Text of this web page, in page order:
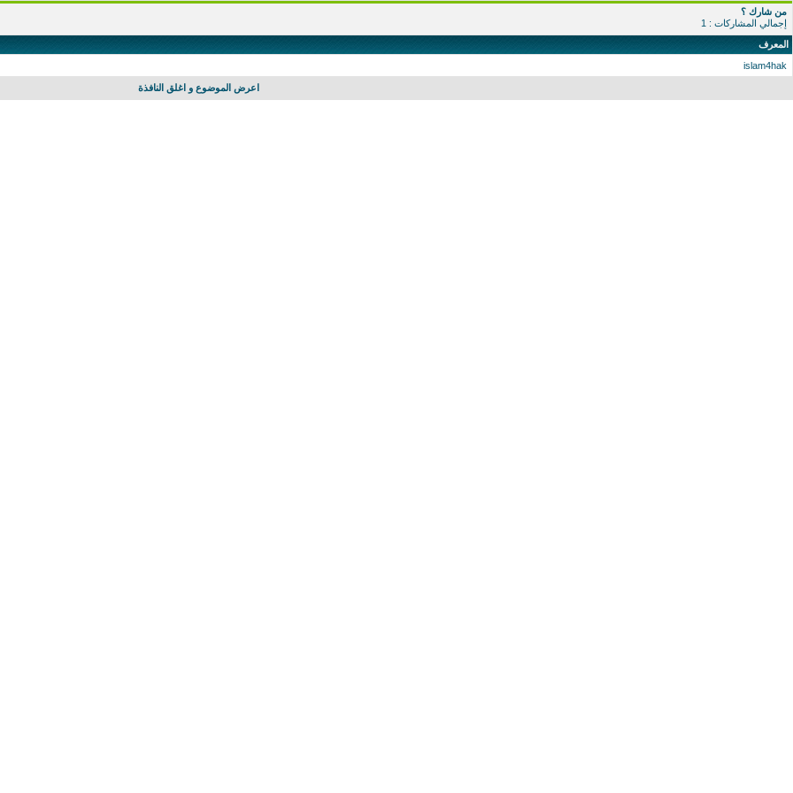
من شارك ؟
إجمالي المشاركات : 1
المعرف
islam4hak
اعرض الموضوع و اغلق النافذة